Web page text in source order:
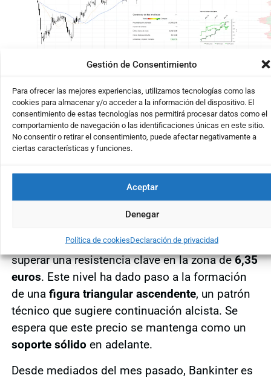
Gestión de Consentimiento
Para ofrecer las mejores experiencias, utilizamos tecnologías como las
cookies para almacenar y/o acceder a la información del dispositivo. El
consentimiento de estas tecnologías nos permitirá procesar datos como el
comportamiento de navegación o las identificaciones únicas en este sitio.
No consentir o retirar el consentimiento, puede afectar negativamente a
ciertas características y funciones.
Aceptar
Denegar
Política de cookiesDeclaración de privacidad
Bankinter: Análisis Técnico Revela
Fortaleza en su Cotización
momentum positivo, acumulando ocho
semanas consecutivas de avances. Este
comportamiento nos da pistas de su fortaleza
cotizan enmáximos históricos, después de
superar una resistencia clave en la zona de6,35
euros. Este nivel ha dado paso a la formación
de una figura triangular ascendente, un patrón
técnico que sugiere continuación alcista. Se
espera que este precio se mantenga como un
soporte sólido en adelante.
Desde mediados del mes pasado, Bankinter es